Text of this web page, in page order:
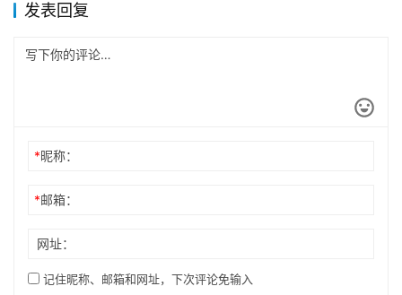
发表回复
*昵称：
*邮箱：
网址：
记住昵称、邮箱和网址，下次评论免输入